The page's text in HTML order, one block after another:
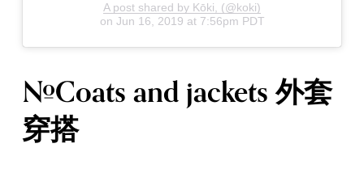
A post shared by Kōki, (@koki)
on Jun 16, 2019 at 7:56pm PDT
#Coats and jackets 外套
穿搭